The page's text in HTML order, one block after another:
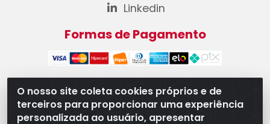
O nosso site coleta cookies próprios e de
terceiros para proporcionar uma experiência
personalizada ao usuário, apresentar
Linkedin
Formas de Pagamento
WB Componentes Automotivos LTDA - CNPJ
08.528.393/0001-12 - Rua do Níquel, 667 - Parque